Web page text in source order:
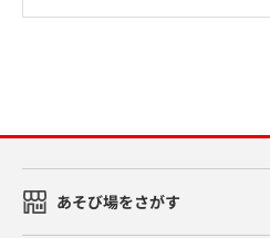
あそび場をさがす